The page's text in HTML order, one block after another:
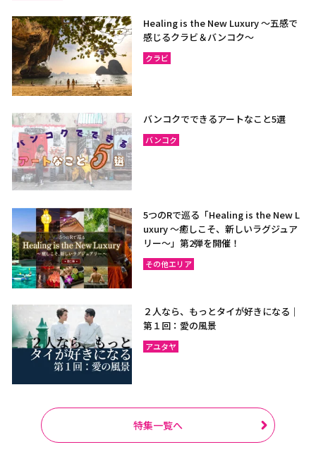
Healing is the New Luxury ～五感で
感じるクラビ＆バンコク～
クラビ
バンコクでできるアートなこと5選
バンコク
5つのRで巡る「Healing is the New L
uxury ～癒しこそ、新しいラグジュア
リー〜」第2弾を開催！
その他エリア
２人なら、もっとタイが好きになる｜
第１回：愛の風景
アユタヤ
特集一覧へ